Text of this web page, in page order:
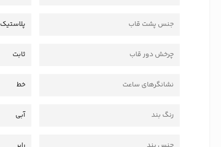
جنس پشت قاب پلاستیک
چرخش دور قاب ثابت
نشانگرهای ساعت خط
رنگ بند آبی